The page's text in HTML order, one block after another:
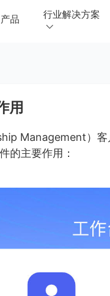
产品 行业解决方案
用
Management）
的主要作用：